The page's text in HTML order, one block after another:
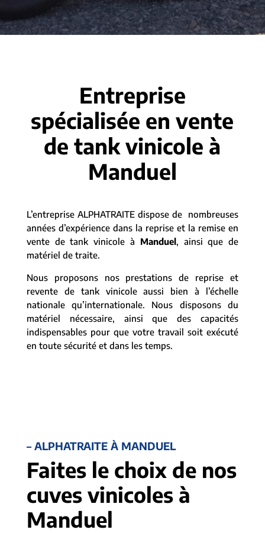
Entreprise
spécialisée en vente
de tank vinicole à
Manduel
L’entreprise ALPHATRAITE dispose de nombreuses
années d’expérience dans la reprise et la remise en
vente de tank vinicole à Manduel, ainsi que de
matériel de traite.
Nous proposons nos prestations de reprise et
revente de tank vinicole aussi bien à l’échelle
nationale qu’internationale. Nous disposons du
matériel nécessaire, ainsi que des capacités
indispensables pour que votre travail soit exécuté
en toute sécurité et dans les temps.
– ALPHATRAITE À MANDUEL
Faites le choix de nos
cuves vinicoles à
Manduel